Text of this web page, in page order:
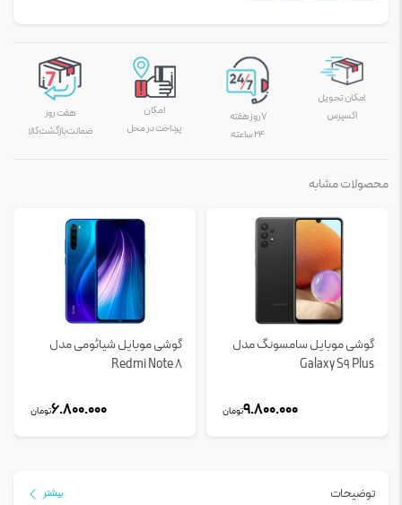
امکان تحویل
اکسپرس
۷ روز هفته
۲۴ ساعته
امکان
پرداخت در محل
هفت روز
ضمانت بازگشت کالا
محصولات مشابه
گوشی موبایل سامسونگ مدل
Galaxy S9 Plus
9.800.000تومان
گوشی موبایل شیائومی مدل
Redmi Note 8
6.800.000تومان
توضیحات بیشتر